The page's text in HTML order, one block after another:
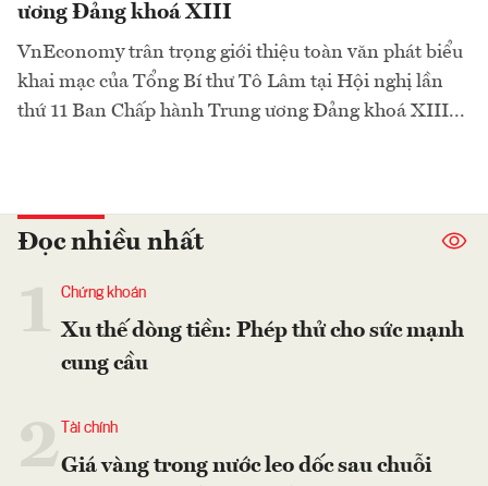
ương Đảng khoá XIII
VnEconomy trân trọng giới thiệu toàn văn phát biểu
khai mạc của Tổng Bí thư Tô Lâm tại Hội nghị lần
thứ 11 Ban Chấp hành Trung ương Đảng khoá XIII...
Đọc nhiều nhất
Chứng khoán
Xu thế dòng tiền: Phép thử cho sức mạnh
cung cầu
2 Tài chính
Giá vàng trong nước leo dốc sau chuỗi